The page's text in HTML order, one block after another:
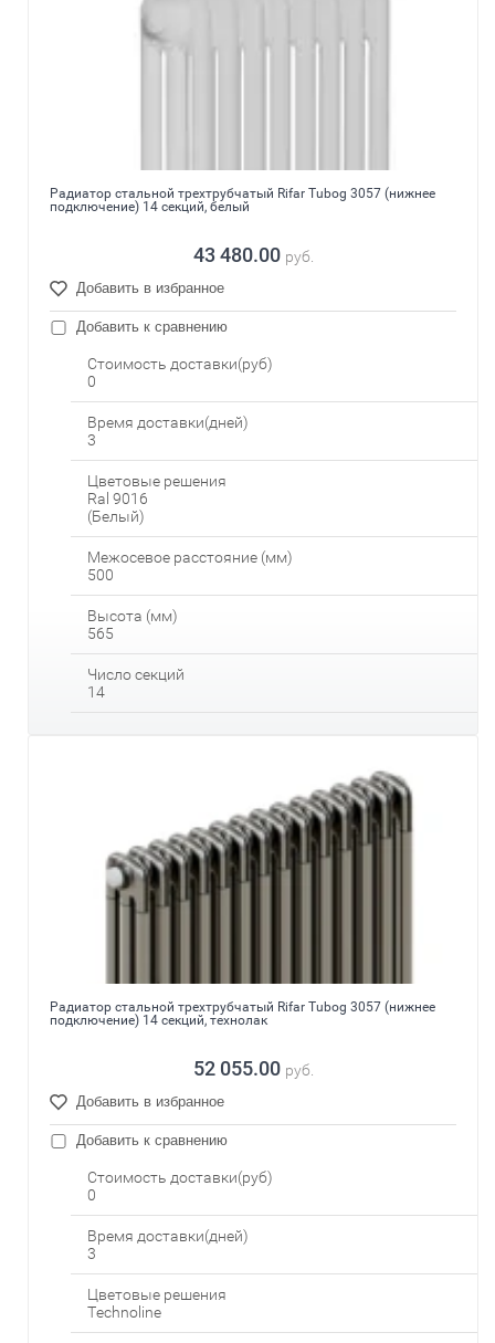
Радиатор стальной трехтрубчатый Rifar Tubog 3057 (нижнее
подключение) 14 секций, белый
43 480.00 руб.
Добавить в избранное
Добавить к сравнению
Стоимость доставки(руб)
0
Время доставки(дней)
3
Цветовые решения
Ral 9016
(Белый)
Межосевое расстояние (мм)
500
Высота (мм)
565
Число секций
14
Радиатор стальной трехтрубчатый Rifar Tubog 3057 (нижнее
подключение) 14 секций, технолак
52 055.00 руб.
Добавить в избранное
Добавить к сравнению
Стоимость доставки(руб)
0
Время доставки(дней)
3
Цветовые решения
Technoline